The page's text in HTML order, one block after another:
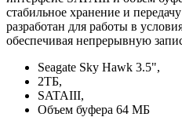
стабильное хранение и
разработан для работы в
обеспечивая непрерывную
Seagate Sky Hawk 3.5",
2TБ,
SATAIII,
Объем буфера 64 МБ